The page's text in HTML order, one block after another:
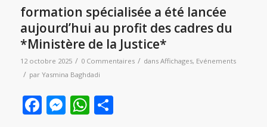
formation spécialisée a été lancée
aujourd’hui au profit des cadres du
*Ministère de la Justice*
12 octobre 2025 / 0 Commentaires / dans Affichages, Evénements
/ par Yasmina Baghdadi
Facebook
Messenger
WhatsApp
Partager